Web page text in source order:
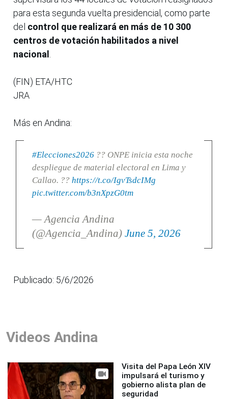
para esta segunda vuelta presidencial, como parte
del control que realizará en más de 10 300
centros de votación habilitados a nivel
nacional .
(FIN) ETA/HTC
JRA
Más en Andina:
#Elecciones2026?? ONPE inicia esta noche
despliegue de material electoral en Lima y
Callao. ?? https://t.co/IgvTsdcIMg
pic.twitter.com/b3nXpzG0tm
— Agencia Andina
(@Agencia_Andina) June 5, 2026
Publicado: 5/6/2026
Videos Andina
Visita del Papa León XIV
impulsará el turismo y
gobierno alista plan de
seguridad